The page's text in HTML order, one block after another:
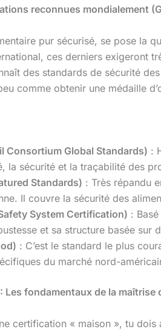
reconnues mondialement
pur sécurisé, se pose la
ces derniers exigeront
des standards de sécurité
comme obtenir une médaille
Consortium Global Standards) :
la sécurité et la traçabilité des
Standards) : Très répandu
Il couvre la sécurité des
System Certification) :
et sa structure basée sur
: C’est le standard le plus
du marché nord-
Les fondamentaux de la maîtrise
certification « maison », tu dois